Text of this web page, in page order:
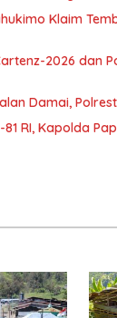
Klaim
2026 dan
Damai,
RI, Kapolda